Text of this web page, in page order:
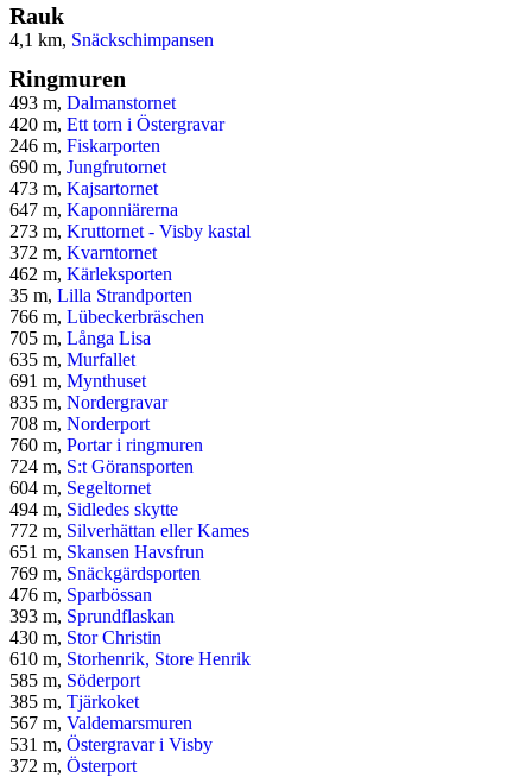
Rauk
4,1 km, Snäckschimpansen
Ringmuren
493 m, Dalmanstornet
420 m, Ett torn i Östergravar
246 m, Fiskarporten
690 m, Jungfrutornet
473 m, Kajsartornet
647 m, Kaponniärerna
273 m, Kruttornet - Visby kastal
372 m, Kvarntornet
462 m, Kärleksporten
35 m, Lilla Strandporten
766 m, Lübeckerbräschen
705 m, Långa Lisa
635 m, Murfallet
691 m, Mynthuset
835 m, Nordergravar
708 m, Norderport
760 m, Portar i ringmuren
724 m, S:t Göransporten
604 m, Segeltornet
494 m, Sidledes skytte
772 m, Silverhättan eller Kames
651 m, Skansen Havsfrun
769 m, Snäckgärdsporten
476 m, Sparbössan
393 m, Sprundflaskan
430 m, Stor Christin
610 m, Storhenrik, Store Henrik
585 m, Söderport
385 m, Tjärkoket
567 m, Valdemarsmuren
531 m, Östergravar i Visby
372 m, Österport